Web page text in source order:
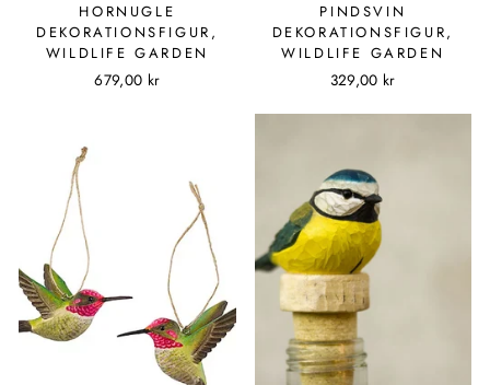
HORNUGLE
DEKORATIONSFIGUR,
WILDLIFE GARDEN
679,00 kr
PINDSVIN
DEKORATIONSFIGUR,
WILDLIFE GARDEN
329,00 kr